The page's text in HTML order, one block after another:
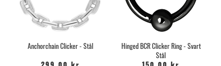
Anchorchain Clicker - Stål
Hinged BCR Clicker Ring - Svart
Stål